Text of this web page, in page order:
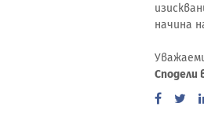
начина
Сподели